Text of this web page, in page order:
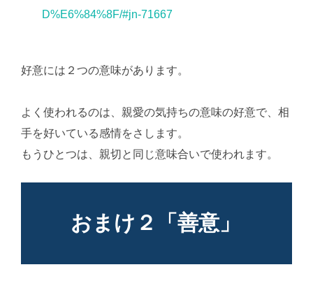
D%E6%84%8F/#jn-71667
好意には２つの意味があります。
よく使われるのは、親愛の気持ちの意味の好意で、相
手を好いている感情をさします。
もうひとつは、親切と同じ意味合いで使われます。
おまけ２「善意」